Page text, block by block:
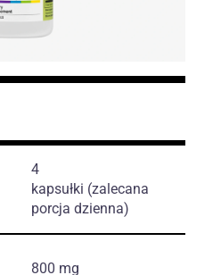
4
kapsułki (zalecana
porcja dzienna)
800 mg